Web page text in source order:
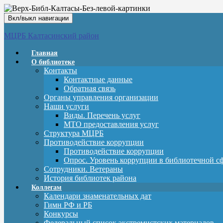
Вкл/выкл навигации
МЦРБ Калтасинский район
Главная
О библиотеке
Контакты
Контактные данные
Обратная связь
Органы управления организации
Наши услуги
Виды. Перечень услуг
МТО предоставления услуг
Структура МЦРБ
Противодействие коррупции
Противодействие коррупции
Опрос. Уровень коррупции в библиотечной
Сотрудники. Ветераны
История библиотек района
Коллегам
Календари знаменательных дат
Гимн РФ и РБ
Конкурсы